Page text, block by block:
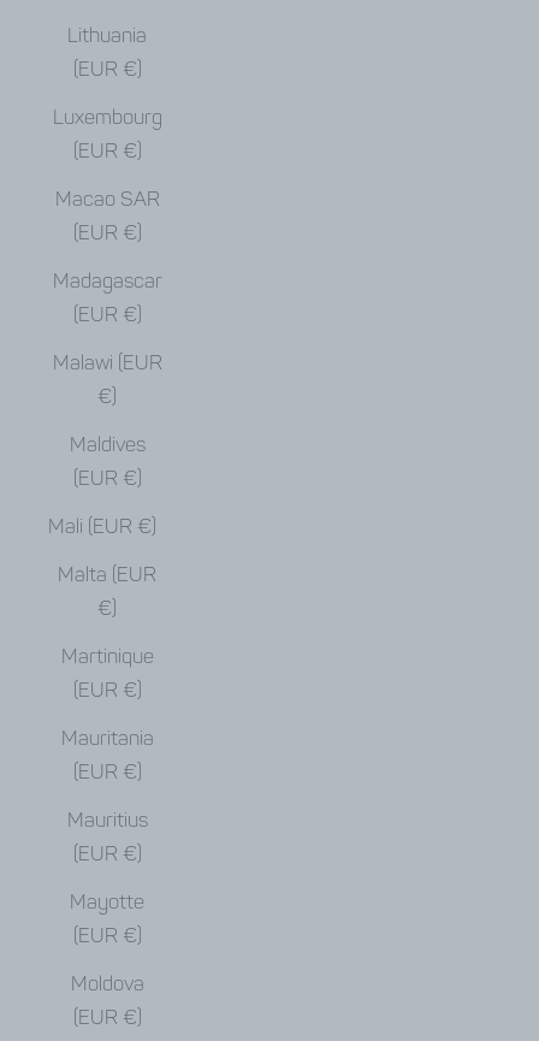
Lithuania
(EUR €)
Luxembourg
(EUR €)
Macao SAR
(EUR €)
Madagascar
(EUR €)
Malawi (EUR
€)
Maldives
(EUR €)
Mali (EUR €)
Malta (EUR
€)
Martinique
(EUR €)
Mauritania
(EUR €)
Mauritius
(EUR €)
Mayotte
(EUR €)
Moldova
(EUR €)